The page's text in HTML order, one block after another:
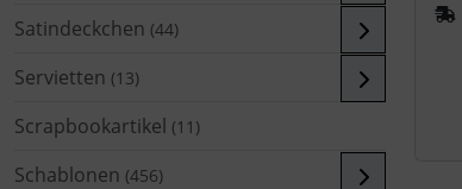
Satindeckchen (44)
Servietten (13)
Scrapbookartikel (11)
Schablonen (456)